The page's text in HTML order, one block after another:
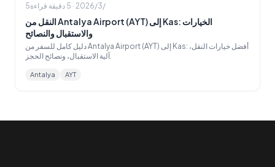
5‏/3‏/2026
·
5 دقيقة قراءة
النقل من Antalya Airport (AYT) إلى Kas: الخيارات
والاستقبال والنصائح
دليل كامل للسفر من Antalya Airport (AYT) إلى Kas: أفضل خيارات النقل،
آلية الاستقبال، ونصائح الحجز.
Antalya AYT